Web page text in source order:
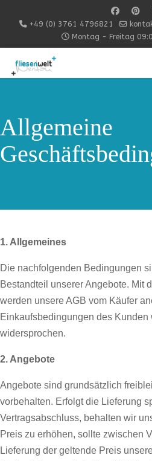
+49 (0) 3761 4796821
Montag - Freitag
Allgemeine
1. Allgemeines
Die nachfolgenden Bedingungen
Bestandteil unserer Angebote. Mit
werden unsere AGB vom Käufer
Einkaufsbedingungen des
widersprochen.
2. Angebote
Angebote sind grundsätzlich
vorbehalten. Erfolgt die Lieferung
Vertragsabschluss, behalten wir
Preis zu erhöhen, sollte zwischen
Lieferung der geltende Preis